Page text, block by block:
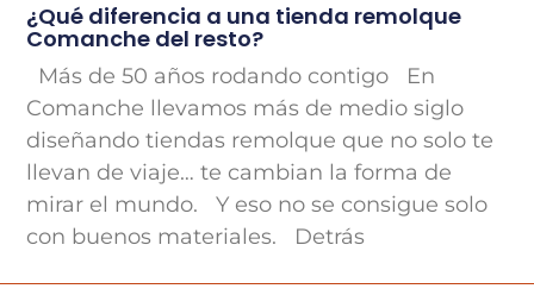
¿Qué diferencia a una tienda remolque
Comanche del resto?
Más de 50 años rodando contigo En
Comanche llevamos más de medio siglo
diseñando tiendas remolque que no solo te
llevan de viaje… te cambian la forma de
mirar el mundo. Y eso no se consigue solo
con buenos materiales. Detrás